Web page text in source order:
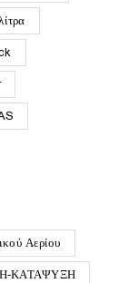
Αερίου
ΚΑΤΑΨΥΞΗ